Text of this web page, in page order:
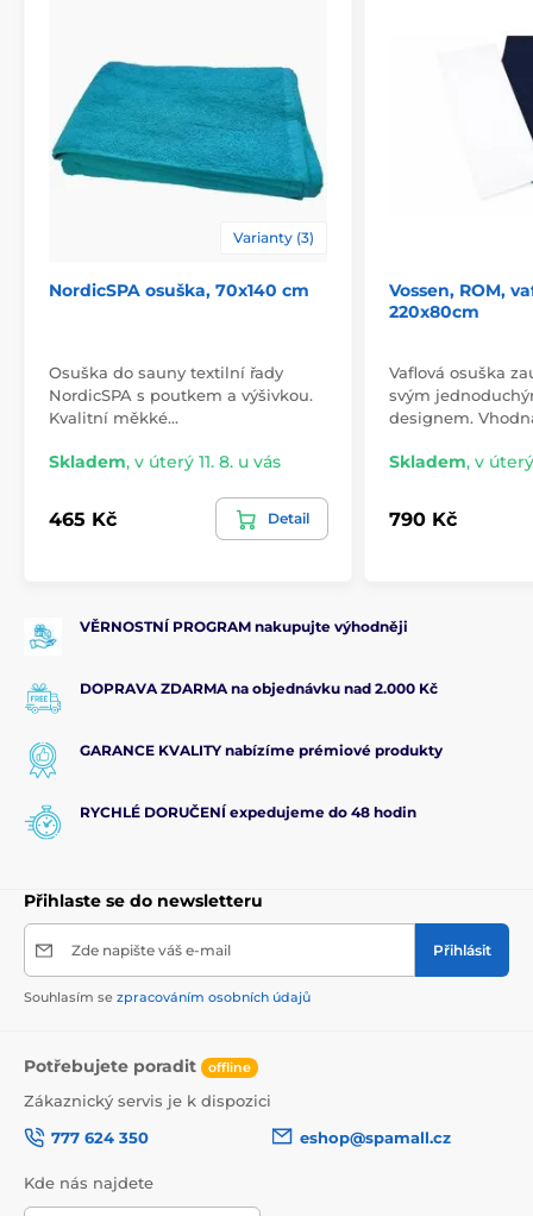
Varianty (3)
NordicSPA osuška, 70x140 cm
Osuška do sauny textilní řady
NordicSPA s poutkem a výšivkou.
Kvalitní měkké…
Skladem, v úterý 11. 8. u vás
465 Kč Detail
Vossen, ROM,
220x80cm
Vaflová osuška
svým
designem.
Skladem, v úterý
790 Kč
VĚRNOSTNÍ PROGRAM nakupujte výhodněji
DOPRAVA ZDARMA na objednávku nad 2.000 Kč
GARANCE KVALITY nabízíme prémiové produkty
RYCHLÉ DORUČENÍ expedujeme do 48 hodin
Přihlaste se do newsletteru
Zde napište váš e-mail Přihlásit
Souhlasím se zpracováním osobních údajů
Potřebujete poradit offline
Zákaznický servis je k dispozici
777 624 350
eshop@spamall.cz
Kde nás najdete